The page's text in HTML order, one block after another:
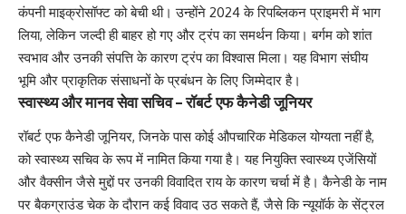
कंपनी माइक्रोसॉफ्ट को बेची थी। उन्होंने 2024 के रिपब्लिकन प्राइमरी में भाग
लिया, लेकिन जल्दी ही बाहर हो गए और ट्रंप का समर्थन किया। बर्गम को शांत
स्वभाव और उनकी संपत्ति के कारण ट्रंप का विश्वास मिला। यह विभाग संघीय
भूमि और प्राकृतिक संसाधनों के प्रबंधन के लिए जिम्मेदार है।
स्वास्थ्य और मानव सेवा सचिव – रॉबर्ट एफ कैनेडी जूनियर
रॉबर्ट एफ कैनेडी जूनियर, जिनके पास कोई औपचारिक मेडिकल योग्यता नहीं है,
को स्वास्थ्य सचिव के रूप में नामित किया गया है। यह नियुक्ति स्वास्थ्य एजेंसियों
और वैक्सीन जैसे मुद्दों पर उनकी विवादित राय के कारण चर्चा में है। कैनेडी के नाम
पर बैकग्राउंड चेक के दौरान कई विवाद उठ सकते हैं, जैसे कि न्यूयॉर्क के सेंट्रल